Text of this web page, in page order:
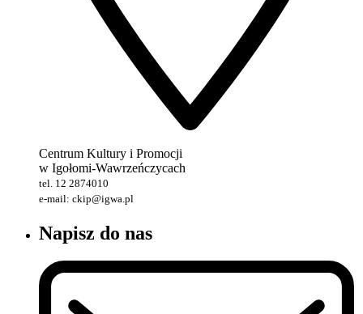
Centrum Kultury i Promocji
w Igołomi-Wawrzeńczycach
tel. 12 2874010
e-mail: ckip@igwa.pl
Napisz do nas